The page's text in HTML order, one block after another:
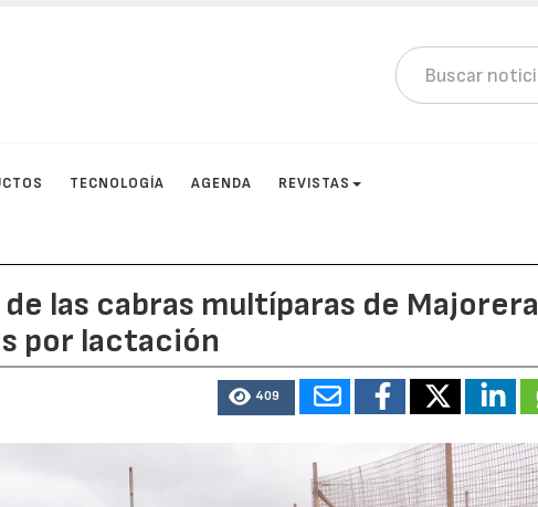
TECNOLOGÍA AGENDA REVISTAS
las cabras multíparas de Majorera
por lactación
409